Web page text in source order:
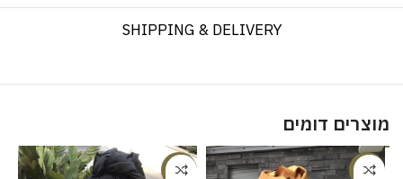
SHIPPING & DELIVERY
מוצרים דומים
-18%
-20%